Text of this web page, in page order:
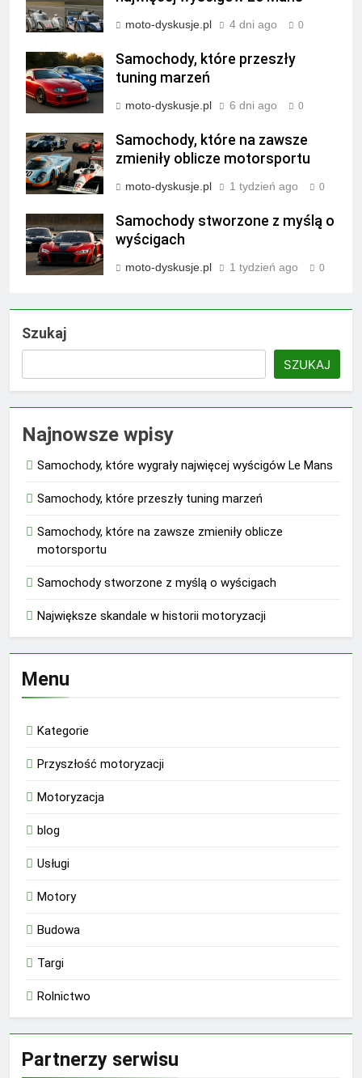
moto-dyskusje.pl 4 dni ago 0
Samochody, które przeszły
tuning marzeń
moto-dyskusje.pl 6 dni ago 0
Samochody, które na zawsze
zmieniły oblicze motorsportu
moto-dyskusje.pl 1 tydzień ago 0
Samochody stworzone z myślą o
wyścigach
moto-dyskusje.pl 1 tydzień ago 0
Szukaj
SZUKAJ
Najnowsze wpisy
Samochody, które wygrały najwięcej wyścigów Le Mans
Samochody, które przeszły tuning marzeń
Samochody, które na zawsze zmieniły oblicze
motorsportu
Samochody stworzone z myślą o wyścigach
Największe skandale w historii motoryzacji
Menu
Kategorie
Przyszłość motoryzacji
Motoryzacja
blog
Usługi
Motory
Budowa
Targi
Rolnictwo
Partnerzy serwisu